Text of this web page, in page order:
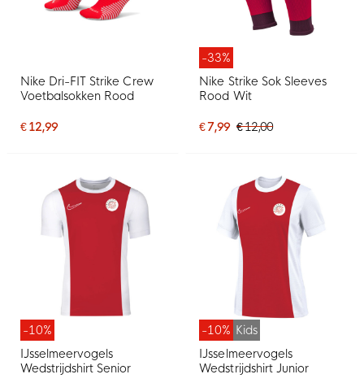
Nike Dri-FIT Strike Crew
Voetbalsokken Rood
€ 12,99
-33%
Nike Strike Sok Sleeves
Rood Wit
€ 7,99 € 12,00
-10%
IJsselmeervogels
Wedstrijdshirt Senior
-10% Kids
IJsselmeervogels
Wedstrijdshirt Junior